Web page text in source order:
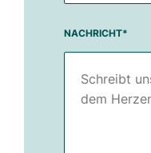
NACHRICHT*